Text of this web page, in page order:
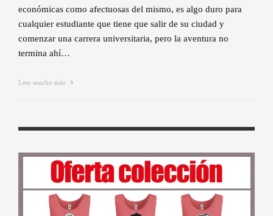
económicas como afectuosas del mismo, es algo duro para
cualquier estudiante que tiene que salir de su ciudad y
comenzar una carrera universitaria, pero la aventura no
termina ahí…
Leer mucho más